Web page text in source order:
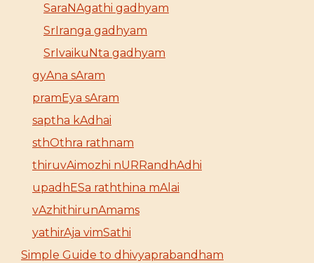
SaraNAgathi gadhyam
SrIranga gadhyam
SrIvaikuNta gadhyam
gyAna sAram
pramEya sAram
saptha kAdhai
sthOthra rathnam
thiruvAimozhi nURRandhAdhi
upadhESa raththina mAlai
vAzhithirunAmams
yathirAja vimSathi
Simple Guide to dhivyaprabandham